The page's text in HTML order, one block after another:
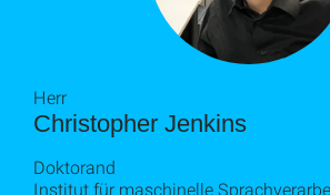
Christopher Jenkins
Herr
Doktorand
Institut für maschinelle